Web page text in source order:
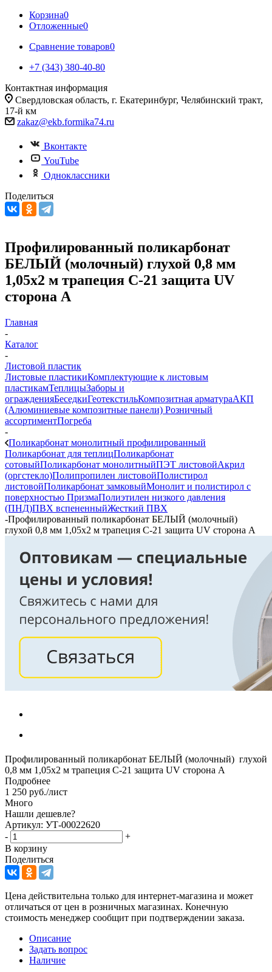
Корзина0
Отложенные0
Сравнение товаров0
+7 (343) 380-40-80
Контактная информация
Свердловская область, г. Екатеринбург, Челябинский тракт,
17-й км
zakaz@ekb.formika74.ru
Вконтакте
YouTube
Одноклассники
Поделиться
Профилированный поликарбонат
БЕЛЫЙ (молочный) глухой 0,8 мм
1,05х2 м трапеция С-21 защита UV
сторона А
Главная
-
Каталог
-
Листовой пластик
Листовые пластикиКомплектующие к листовым
пластикамТеплицыЗаборы и
огражденияБеседкиГеотекстильКомпозитная арматураАКП
(Алюминиевые композитные панели) Розничный
ассортиментПогреба
-
Поликарбонат монолитный профилированный
Поликарбонат для теплицПоликарбонат
сотовыйПоликарбонат монолитныйПЭТ листовойАкрил
(оргстекло)Полипропилен листовойПолистирол
листовойПоликарбонат замковыйМонолит и полистирол с
поверхностью ПризмаПолиэтилен низкого давления
(ПНД)ПВХ вспененныйЖесткий ПВХ
-Профилированный поликарбонат БЕЛЫЙ (молочный)
глухой 0,8 мм 1,05х2 м трапеция С-21 защита UV сторона А
Профилированный поликарбонат БЕЛЫЙ (молочный) глухой
0,8 мм 1,05х2 м трапеция С-21 защита UV сторона А
Подробнее
1 250 руб./лист
Много
Нашли дешевле?
Артикул: УТ-00022620
-
+
В корзину
Поделиться
Цена действительна только для интернет-магазина и может
отличаться от цен в розничных магазинах. Конечную
стоимость менеджер сообщит при подтверждении заказа.
Описание
Задать вопрос
Наличие